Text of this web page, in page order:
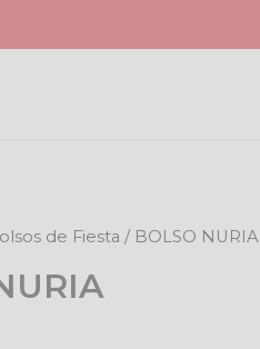
de Fiesta / BOLSO NURIA